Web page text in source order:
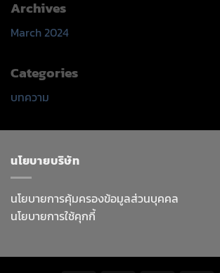
Archives
March 2024
Categories
บทความ
นโยบายบริษัท
นโยบายการคุ้มครองข้อมูลส่วนบุคคล
นโยบายการใช้คุกกี้